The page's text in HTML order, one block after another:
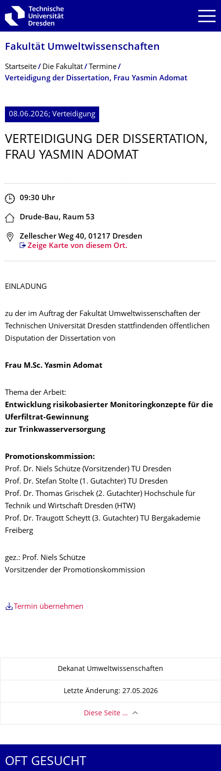
Zur Hauptnavigation springen
Zur Suche springen
Zum Inhalt springen
Fakultät Umweltwissenschaf­ten
Breadcrumb-Menü
Startseite Die Fakultät
Termine
Verteidigung der Dissertation, Frau Yasmin Adomat
08.06.2026; Verteidigung
VERTEIDIGUNG DER DISSERTATION,
FRAU YASMIN ADOMAT
Zeit
09:30 Uhr
Ort
Drude-Bau, Raum 53
Adresse
Zellescher Weg 40, 01217 Dresden
Zeige Karte von diesem Ort.
EINLADUNG
zu der im Auftrag der Fakultät Umweltwissenschaften der
Technischen Universität Dresden stattfindenden öffentlichen
Disputation der Dissertation von
Frau M.Sc. Yasmin Adomat
Thema der Arbeit:
Entwicklung risikobasierter Monitoringkonzepte für die
Uferfiltrat-Gewinnung
zur Trinkwasserversorgung
Promotionskommission:
Prof. Dr. Niels Schütze (Vorsitzender) TU Dresden
Prof. Dr. Stefan Stolte (1. Gutachter) TU Dresden
Prof. Dr. Thomas Grischek (2. Gutachter) Hochschule für
Technik und Wirtschaft Dresden (HTW)
Prof. Dr. Traugott Scheytt (3. Gutachter) TU Bergakademie
Freiberg
gez.: Prof. Niels Schütze
Vorsitzender der Promotionskommission
Termin übernehmen
Zu dieser SeiteDekanat Umweltwissenschaften
Letzte Änderung: 27.05.2026
Diese Seite …
OFT GESUCHT